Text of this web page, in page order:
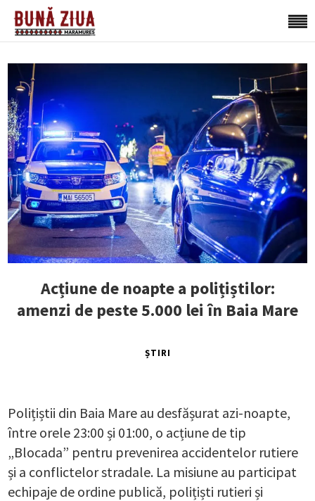
Acțiune de noapte a polițiștilor:
amenzi de peste 5.000 lei în Baia Mare
ȘTIRI
Polițiștii din Baia Mare au desfășurat azi-noapte,
între orele 23:00 și 01:00, o acțiune de tip
„Blocada” pentru prevenirea accidentelor rutiere
și a conflictelor stradale. La misiune au participat
echipaje de ordine publică, polițiști rutieri și